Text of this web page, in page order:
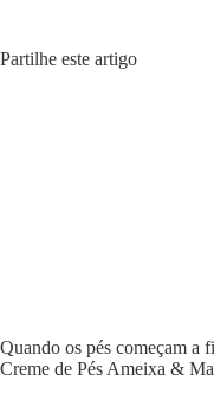
Partilhe este artigo
Quando os pés começam a
Creme de Pés Ameixa &